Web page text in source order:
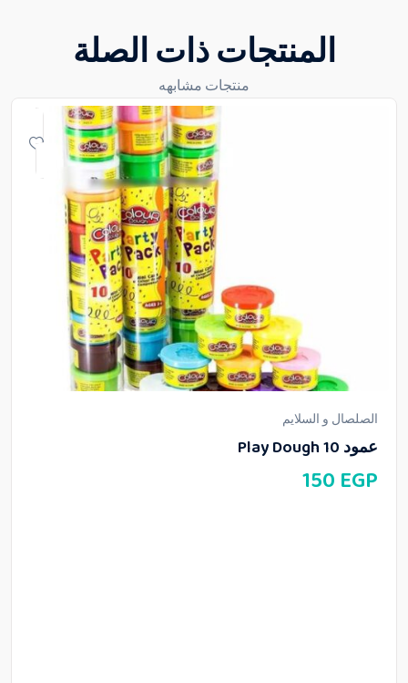
المنتجات ذات الصلة
منتجات مشابهه
الصلصال و السلايم
عمود Play Dough 10
150 EGP